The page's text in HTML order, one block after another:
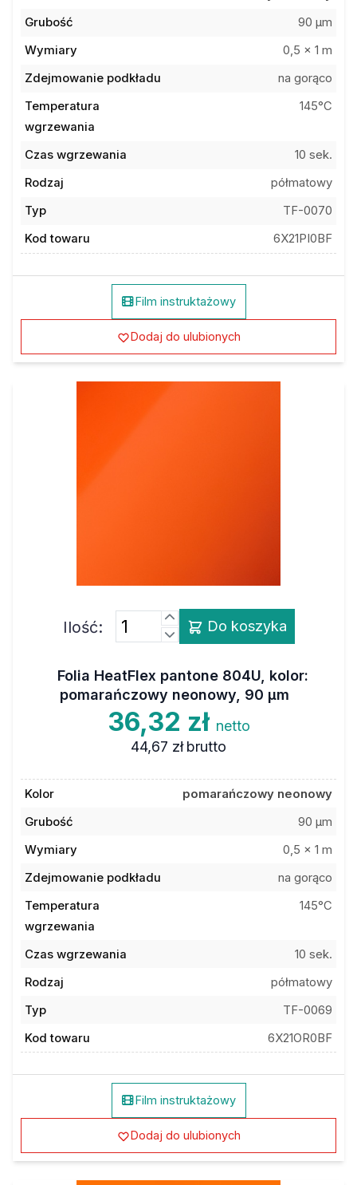
Grubość
90 µm
Wymiary
0,5 x 1 m
Zdejmowanie podkładu
na gorąco
Temperatura
wgrzewania
145°C
Czas wgrzewania
10 sek.
Rodzaj
półmatowy
Typ
TF-0070
Kod towaru
6X21PI0BF
Film instruktażowy
Dodaj do ulubionych
Ilość: Do koszyka
Folia HeatFlex pantone 804U, kolor:
pomarańczowy neonowy, 90 µm
36,32 zł netto
44,67 zł brutto
Kolor
pomarańczowy neonowy
Grubość
90 µm
Wymiary
0,5 x 1 m
Zdejmowanie podkładu
na gorąco
Temperatura
wgrzewania
145°C
Czas wgrzewania
10 sek.
Rodzaj
półmatowy
Typ
TF-0069
Kod towaru
6X21OR0BF
Film instruktażowy
Dodaj do ulubionych